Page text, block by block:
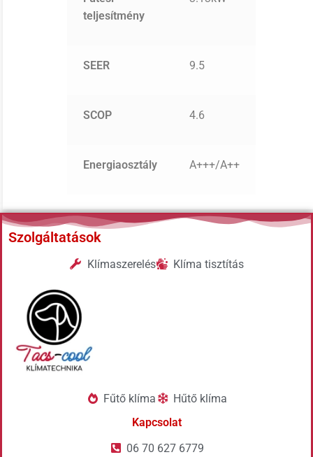
teljesítmény
SEER 9.5
SCOP 4.6
Energiaosztály A+++/A++
Szolgáltatások
Klímaszerelés Klíma tisztítás
Fűtő klíma
Hűtő klíma
Kapcsolat
06 70 627 6779